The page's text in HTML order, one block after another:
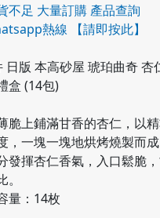
不足 大量訂購 產品查詢
熱線
【請即按此】
日版 本高砂屋 琥珀曲奇 杏
盒 (14包)
脆上鋪滿甘香的杏仁，以
，一塊一塊地烘烤燒製而成
發揮杏仁香氣，入口鬆脆
量：14枚